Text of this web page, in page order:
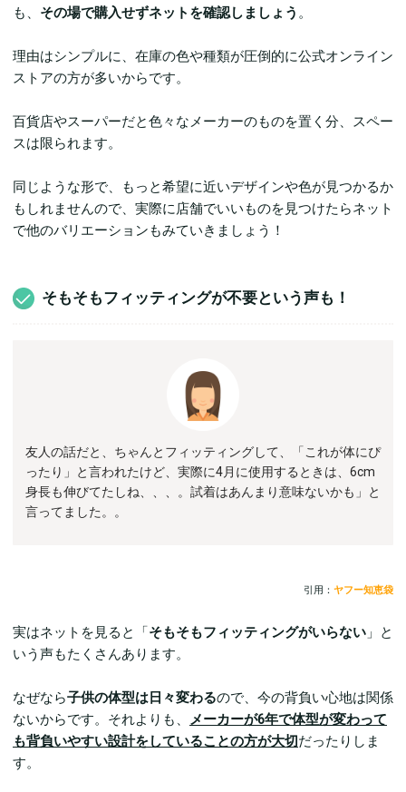
も、 その場で購入せずネットを確認しましょう 。
理由はシンプルに、在庫の色や種類が圧倒的に公式オンライン
ストアの方が多いからです。
百貨店やスーパーだと色々なメーカーのものを置く分、スペー
スは限られます。
同じような形で、もっと希望に近いデザインや色が見つかるか
もしれませんので、実際に店舗でいいものを見つけたらネット
で他のバリエーションもみていきましょう！
そもそもフィッティングが不要という声も！
友人の話だと、ちゃんとフィッティングして、「これが体にぴ
ったり」と言われたけど、実際に4月に使用するときは、6cm
身長も伸びてたしね、、、。試着はあんまり意味ないかも」と
言ってました。。
引用： ヤフー知恵袋
実はネットを見ると「 そもそもフィッティングがいらない 」と
いう声もたくさんあります。
なぜなら子供の体型は日々変わるので、今の背負い心地は関係
ないからです。それよりも、 メーカーが6年で体型が変わって
も背負いやすい設計をしていることの方が大切だったりしま
す。